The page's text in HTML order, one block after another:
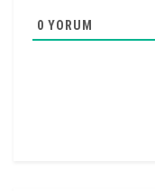
0 YORUM